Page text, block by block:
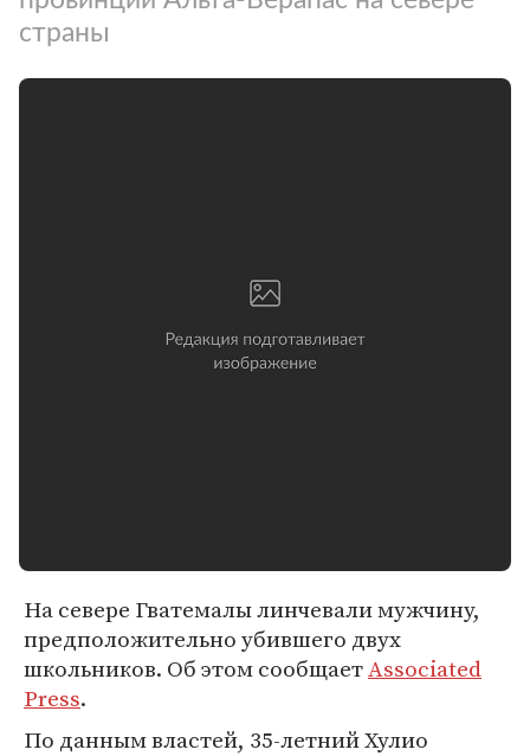
страны
На севере Гватемалы линчевали мужчину,
предположительно убившего двух
школьников. Об этом сообщаетAssociated
Press.
По данным властей, 35-летний Хулио